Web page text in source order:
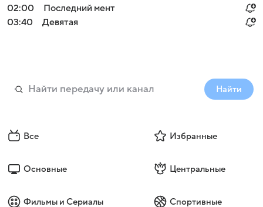
02:00
Последний мент
03:40
Девятая
Найти
Все Избранные
Основные Центральные
Фильмы и Сериалы Спортивные